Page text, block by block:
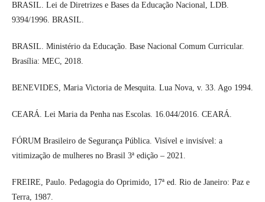
BRASIL. Lei de Diretrizes e Bases da Educação Nacional, LDB.
9394/1996. BRASIL.
BRASIL. Ministério da Educação. Base Nacional Comum Curricular.
Brasília: MEC, 2018.
BENEVIDES, Maria Victoria de Mesquita. Lua Nova, v. 33. Ago 1994.
CEARÁ. Lei Maria da Penha nas Escolas. 16.044/2016. CEARÁ.
FÓRUM Brasileiro de Segurança Pública. Visível e invisível: a
vitimização de mulheres no Brasil 3ª edição – 2021.
FREIRE, Paulo. Pedagogia do Oprimido, 17ª ed. Rio de Janeiro: Paz e
Terra, 1987.